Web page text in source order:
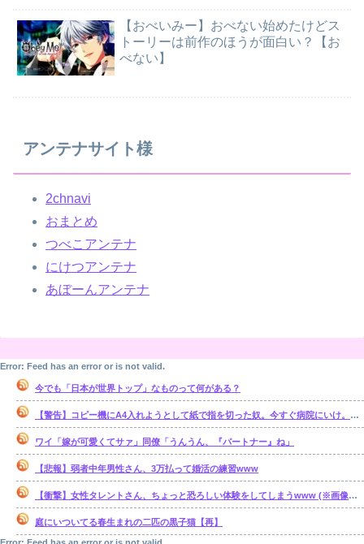
【おべいみー】おべない始めたけどス
トーリーは前作のほうが面白い？【お
べない】
アンテナサイト様
2chnavi
おまとめ
つべこアンテナ
にけつアンテナ
あぼーんアンテナ
Error: Feed has an error or is not valid.
今でも「日本が世界トップ」なものって何がある？
【警告】コピー機にA4入れようとして紙で指を切った奴。今すぐ病院にいけ。腕一本切断になってもしらんぞ
ワイ「嫁が可愛くてサァ」同僚「うんうん、『パートナー』ね」
【悲報】弱者中年男性さん、3万払って婚活の練習www
【衝撃】女性タレントさん、ちょっと恐ろしい体験をしてしまうwww (※画像あり)
庭にいついてる春生まれの二匹の黒子猫【再】